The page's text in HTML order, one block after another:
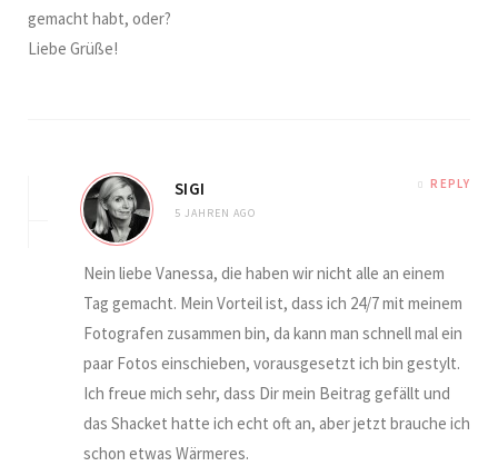
gemacht habt, oder?
Liebe Grüße!
SIGI
5 JAHREN AGO
REPLY
Nein liebe Vanessa, die haben wir nicht alle an einem
Tag gemacht. Mein Vorteil ist, dass ich 24/7 mit meinem
Fotografen zusammen bin, da kann man schnell mal ein
paar Fotos einschieben, vorausgesetzt ich bin gestylt.
Ich freue mich sehr, dass Dir mein Beitrag gefällt und
das Shacket hatte ich echt oft an, aber jetzt brauche ich
schon etwas Wärmeres.